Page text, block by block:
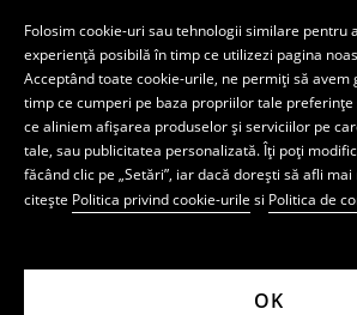
Folosim cookie-uri sau tehnologii similare pentru
experiență posibilă în timp ce utilizezi pagina
Acceptând toate cookie-urile, ne permiți să
timp ce cumperi pe baza propriilor tale
ce aliniem afișarea produselor și serviciilor pe
tale, sau publicitatea personalizată. Îți poți
făcând clic pe „Setări”, iar dacă dorești să afli
citește Politica privind cookie-urile si Politica de
OK